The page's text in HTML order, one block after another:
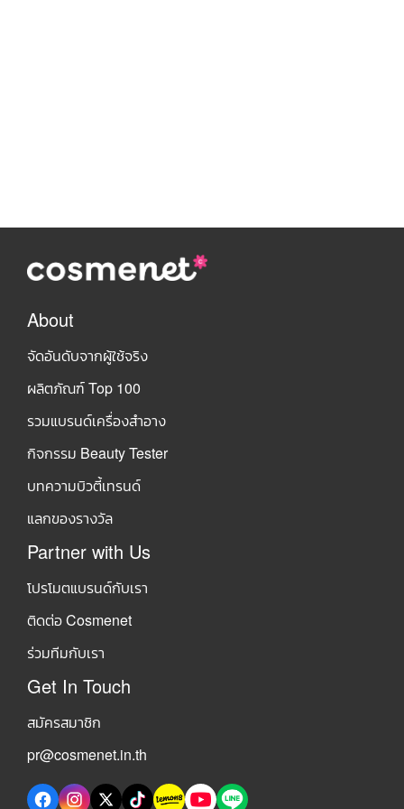
About
จัดอันดับจากผู้ใช้จริง
ผลิตภัณฑ์ Top 100
รวมแบรนด์เครื่องสำอาง
กิจกรรม Beauty Tester
บทความบิวตี้เทรนด์
แลกของรางวัล
Partner with Us
โปรโมตแบรนด์กับเรา
ติดต่อ Cosmenet
ร่วมทีมกับเรา
Get In Touch
สมัครสมาชิก
pr@cosmenet.in.th